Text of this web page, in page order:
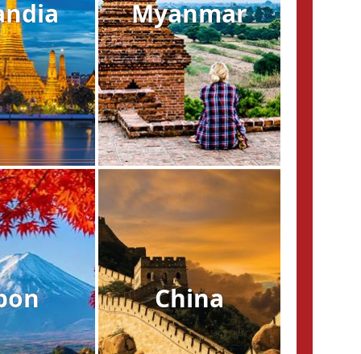
Myanmar
China